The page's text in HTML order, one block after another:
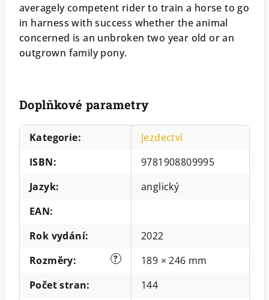
averagely competent rider to train a horse to go
in harness with success whether the animal
concerned is an unbroken two year old or an
outgrown family pony.
Doplňkové parametry
Kategorie:
Jezdectví
ISBN:
9781908809995
Jazyk:
anglický
EAN:
Rok vydání: 2022
?
Rozměry:
189 × 246 mm
Počet stran: 144